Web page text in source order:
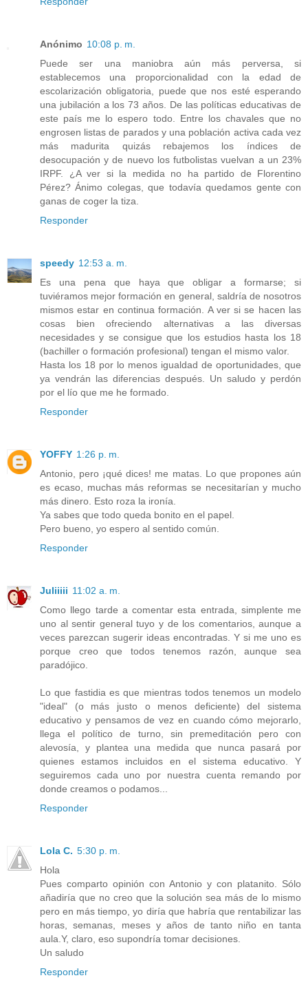
Anónimo 10:08 p. m.
Puede ser una maniobra aún más perversa, si
establecemos una proporcionalidad con la edad de
escolarización obligatoria, puede que nos esté esperando
una jubilación a los 73 años. De las políticas educativas de
este país me lo espero todo. Entre los chavales que no
engrosen listas de parados y una población activa cada vez
más madurita quizás rebajemos los índices de
desocupación y de nuevo los futbolistas vuelvan a un 23%
IRPF. ¿A ver si la medida no ha partido de Florentino
Pérez? Ánimo colegas, que todavía quedamos gente con
ganas de coger la tiza.
Responder
speedy 12:53 a. m.
Es una pena que haya que obligar a formarse; si
tuviéramos mejor formación en general, saldría de nosotros
mismos estar en continua formación. A ver si se hacen las
cosas bien ofreciendo alternativas a las diversas
necesidades y se consigue que los estudios hasta los 18
(bachiller o formación profesional) tengan el mismo valor.
Hasta los 18 por lo menos igualdad de oportunidades, que
ya vendrán las diferencias después. Un saludo y perdón
por el lío que me he formado.
Responder
YOFFY 1:26 p. m.
Antonio, pero ¡qué dices! me matas. Lo que propones aún
es ecaso, muchas más reformas se necesitarían y mucho
más dinero. Esto roza la ironía.
Ya sabes que todo queda bonito en el papel.
Pero bueno, yo espero al sentido común.
Responder
Juliiiii 11:02 a. m.
Como llego tarde a comentar esta entrada, simplente me
uno al sentir general tuyo y de los comentarios, aunque a
veces parezcan sugerir ideas encontradas. Y si me uno es
porque creo que todos tenemos razón, aunque sea
paradójico.
Lo que fastidia es que mientras todos tenemos un modelo
"ideal" (o más justo o menos deficiente) del sistema
educativo y pensamos de vez en cuando cómo mejorarlo,
llega el político de turno, sin premeditación pero con
alevosía, y plantea una medida que nunca pasará por
quienes estamos incluidos en el sistema educativo. Y
seguiremos cada uno por nuestra cuenta remando por
donde creamos o podamos...
Responder
Lola C. 5:30 p. m.
Hola
Pues comparto opinión con Antonio y con platanito. Sólo
añadiría que no creo que la solución sea más de lo mismo
pero en más tiempo, yo diría que habría que rentabilizar las
horas, semanas, meses y años de tanto niño en tanta
aula.Y, claro, eso supondría tomar decisiones.
Un saludo
Responder